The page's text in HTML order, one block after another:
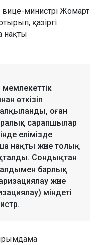
вице-министрі Жомарт
қазіргі
нақты
өткізіп
оған
сарапшылар
елімізде
нақты және толық
Сондықтан
барлық
және
міндеті